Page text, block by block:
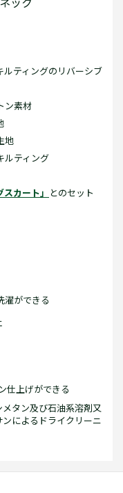
ック
ティングのリバーシブ
ン素材
地
ルティング
スカート」 とのセット
濯ができる
仕上げができる
タン及び石油系溶剤又
によるドライクリーニ